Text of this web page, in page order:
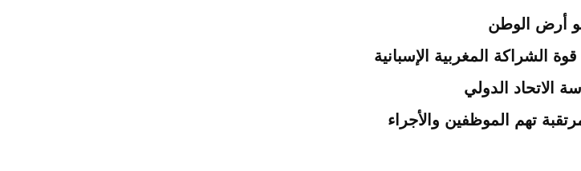
الشراكة المغربية الإسبانية
الاتحاد الدولي
تهم الموظفين والأجراء